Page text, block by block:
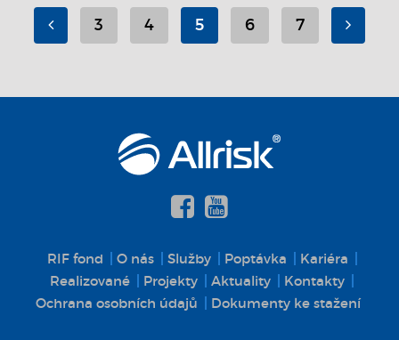
3 4 5 6 7
RIF fond O nás Služby Poptávka
Kariéra
Realizované
Projekty Aktuality
Kontakty
Ochrana osobních údajů
Dokumenty ke stažení